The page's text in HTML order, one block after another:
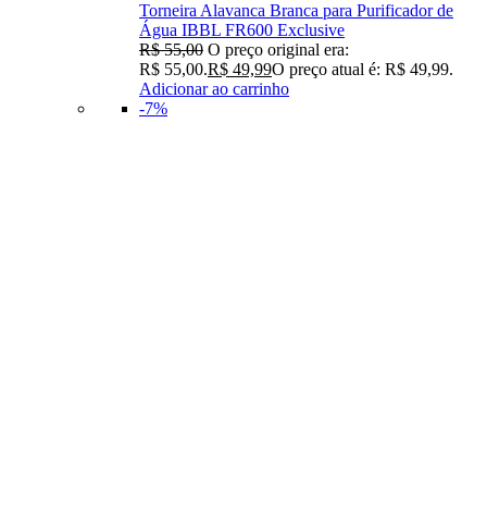
Torneira Alavanca Branca para Purificador de
Água IBBL FR600 Exclusive
R$55,00 O preço original era:
R$ 55,00.R$ 49,99O preço atual é: R$ 49,99.
Adicionar ao carrinho
-7%